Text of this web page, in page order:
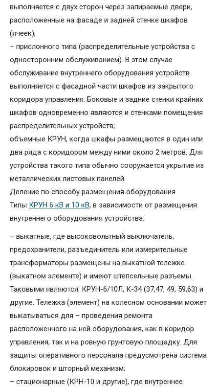
выполняется с двух сторон через запираемые двери,
расположенные на фасаде и задней стенке шкафов
(ячеек);
– прислонного типа (распределительные устройства с
односторонним обслуживанием). В этом случае
обслуживание внутреннего оборудования устройств
выполняется с фасадной части шкафов из закрытого
коридора управления. Боковые и задние стенки крайних
шкафов одновременно являются и стенками помещения
распределительных устройств;
объемные КРУН, когда шкафы размещаются в один или
два ряда с коридором между ними около 2 метров. Для
устройства такого типа обычно сооружается укрытие из
металлических листовых панелей.
Деление по способу размещения оборудования
Типы КРУН 6 кВ и 10 кВ, в зависимости от размещения
внутреннего оборудования устройства:
– выкатные, где высоковольтный выключатель,
предохранители, разъединитель или измерительные
трансформаторы размещены на выкатной тележке
(выкатном элементе) и имеют штепсельные разъемы.
Таковыми являются: КРУН-6/10Л, К-34 (37,47, 49, 59,63) и
другие. Тележка (элемент) на колесном основании может
выкатываться для – проведения ремонта
расположенного на ней оборудования, как в коридор
управления, так и на ровную грунтовую площадку. Для
защиты оперативного персонала предусмотрена система
блокировок и шторный механизм;
– стационарные (КРН-10 и другие), где внутреннее